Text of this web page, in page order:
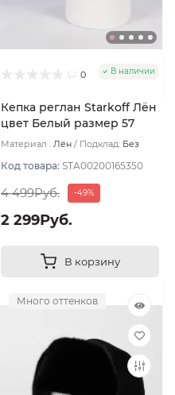
0 В наличии
Кепка реглан Starkoff Лён
цвет Белый размер 57
Материал : Лён Подклад: Без
Код товара: STA00200165350
4 499Руб. -49%
2 299Руб.
В корзину
Много оттенков